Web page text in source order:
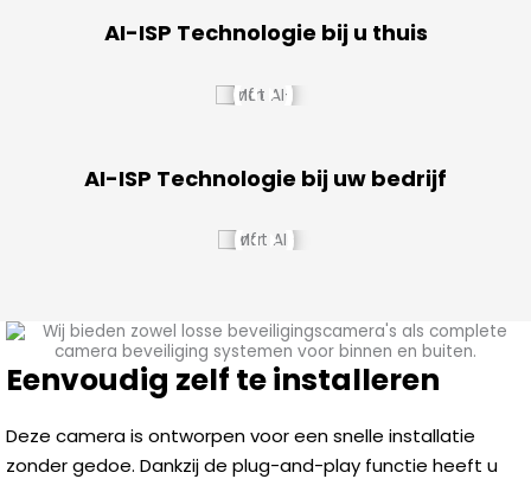
AI-ISP Technologie bij u thuis
AI-ISP Technologie bij uw bedrijf
Eenvoudig zelf te installeren
Deze camera is ontworpen voor een snelle installatie
zonder gedoe. Dankzij de plug-and-play functie heeft u